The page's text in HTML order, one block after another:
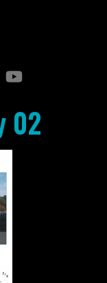
02